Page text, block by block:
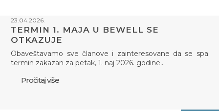
23.04.2026.
TERMIN 1. MAJA U BEWELL SE
OTKAZUJE
Obaveštavamo sve članove i zainteresovane da se spa
termin zakazan za petak, 1. naj 2026. godine…
Pročitaj više